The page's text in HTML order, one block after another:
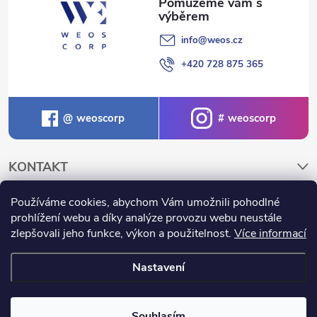
Používáme cookies, abychom Vám umožnili pohodlné
prohlížení webu a díky analýze provozu webu neustále
zlepšovali jeho funkce, výkon a použitelnost. Více informací
Nastavení
s
u
info@weos.cz
+420 728 875 365
weoscorp weoscorp
KONTAKT
NAKUPOVÁNÍ A INFORMACE